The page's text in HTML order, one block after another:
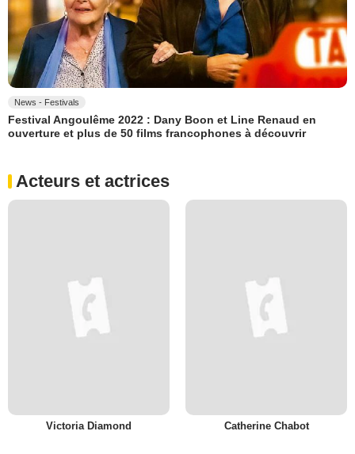
News - Festivals
Festival Angoulême 2022 : Dany Boon et Line Renaud en
ouverture et plus de 50 films francophones à découvrir
Acteurs et actrices
Victoria Diamond Catherine Chabot